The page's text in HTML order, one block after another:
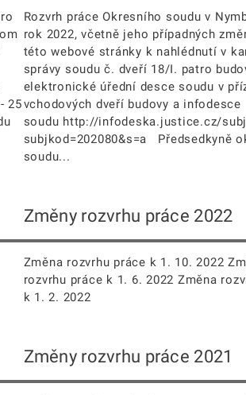
25
Rozvrh práce Okresního soudu v
rok 2022, včetně jeho případných
této webové stránky k nahlédnutí v
správy soudu č. dveří 18/I. patro
elektronické úřední desce soudu v
vchodových dveří budovy a infodesce
soudu http://infodeska.justice.cz/
subjkod=202080&s=a Předsedkyně
soudu...
Změny rozvrhu práce 2022
Změna rozvrhu práce k 1. 10. 2022
rozvrhu práce k 1. 6. 2022 Změna
k 1. 2. 2022
Změny rozvrhu práce 2021